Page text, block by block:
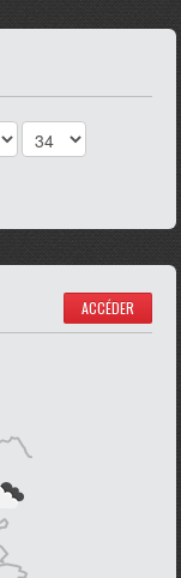
ACCÉDER